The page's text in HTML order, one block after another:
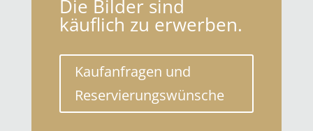
Die Bilder sind
käuflich zu erwerben.
Kaufanfragen und
Reservierungswünsche